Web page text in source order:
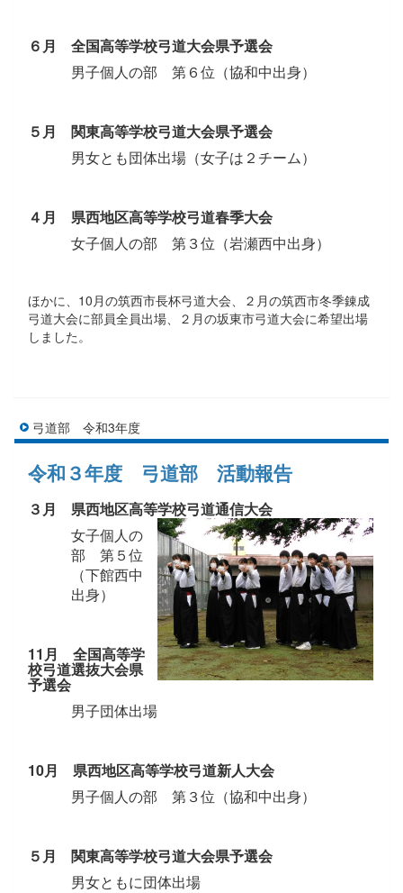
６月 全国高等学校弓道大会県予選会
男子個人の部 第６位（協和中出身）
５月 関東高等学校弓道大会県予選会
男女とも団体出場（女子は２チーム）
４月 県西地区高等学校弓道春季大会
女子個人の部 第３位（岩瀬西中出身）
ほかに、10月の筑西市長杯弓道大会、２月の筑西市冬季錬成
弓道大会に部員全員出場、２月の坂東市弓道大会に希望出場
しました。
弓道部 令和3年度
令和３年度 弓道部 活動報告
３月 県西地区高等学校弓道通信大会
女子個人の
部 第５位
（下館西中
出身）
11月 全国高等学
校弓道選抜大会県
予選会
男子団体出場
10月 県西地区高等学校弓道新人大会
男子個人の部 第３位（協和中出身）
５月 関東高等学校弓道大会県予選会
男女ともに団体出場